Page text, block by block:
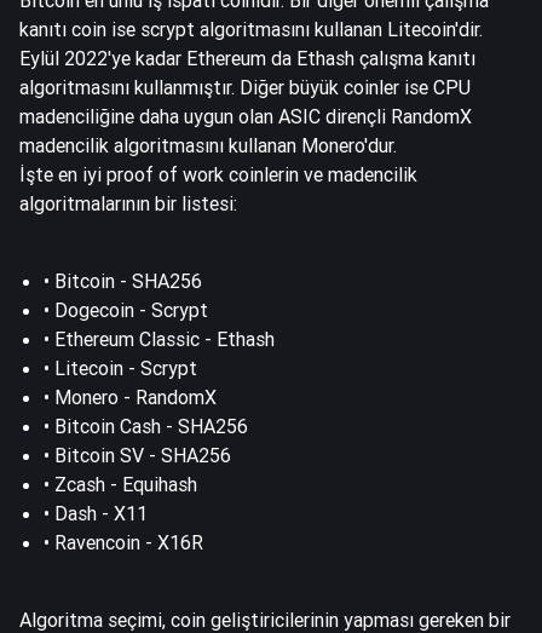
kanıtı coin ise scrypt algoritmasını kullanan Litecoin'dir.
Eylül 2022'ye kadar Ethereum da Ethash çalışma kanıtı
algoritmasını kullanmıştır. Diğer büyük coinler ise CPU
madenciliğine daha uygun olan ASIC dirençli RandomX
madencilik algoritmasını kullanan Monero'dur.
İşte en iyi proof of work coinlerin ve madencilik
algoritmalarının bir listesi:
• Bitcoin - SHA256
• Dogecoin - Scrypt
• Ethereum Classic - Ethash
• Litecoin - Scrypt
• Monero - RandomX
• Bitcoin Cash - SHA256
• Bitcoin SV - SHA256
• Zcash - Equihash
• Dash - X11
• Ravencoin - X16R
Algoritma seçimi, coin geliştiricilerinin yapması gereken bir